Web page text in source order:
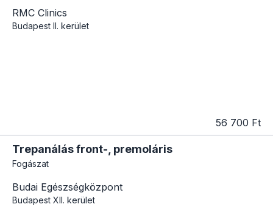
RMC Clinics
Budapest II. kerület
56 700 Ft
Trepanálás front-, premoláris
Fogászat
Budai Egészségközpont
Budapest XII. kerület